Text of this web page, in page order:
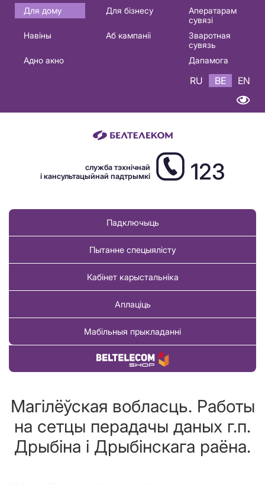
Основная
навигация
Для дому Для бізнесу
Аператарам
сувязі
Навіны
Аб кампаніі
Зваротная
сувязь
Адно акно
Дапамога
RU BE EN
служба тэхнічнай
і кансультацыйнай падтрымкі
123
Падключыць
Пытанне спецыялісту
Кабінет карыстальніка
Аплаціць
Мабільныя прыкладанні
Купіць тавар
Магілёўская вобласць. Работы
на сетцы перадачы даных г.п.
Дрыбіна і Дрыбінскага раёна.